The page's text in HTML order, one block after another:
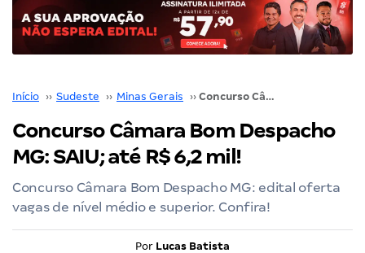
Início ›› Sudeste ›› Minas Gerais ›› Concurso Câmara Bom Despacho MG: SAIU; até R$ 6,2 mil!
Concurso Câmara Bom Despacho
MG: SAIU; até R$ 6,2 mil!
Concurso Câmara Bom Despacho MG: edital oferta
vagas de nível médio e superior. Confira!
Por Lucas Batista